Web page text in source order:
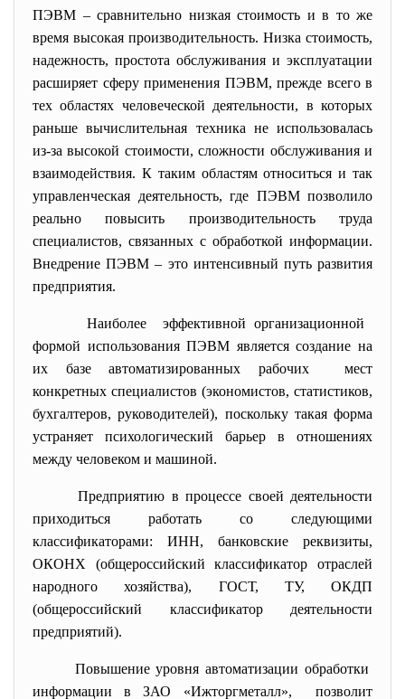
ПЭВМ – сравнительно низкая стоимость и в то же
время высокая производительность. Низка стоимость,
надежность, простота обслуживания и эксплуатации
расширяет сферу применения ПЭВМ, прежде всего в
тех областях человеческой деятельности, в которых
раньше вычислительная техника не использовалась
из-за высокой стоимости, сложности обслуживания и
взаимодействия. К таким областям относиться и так
управленческая деятельность, где ПЭВМ позволило
реально повысить производительность труда
специалистов, связанных с обработкой информации.
Внедрение ПЭВМ – это интенсивный путь развития
предприятия.
Наиболее эффективной организационной
формой использования ПЭВМ является создание на
их базе автоматизированных рабочих мест
конкретных специалистов (экономистов, статистиков,
бухгалтеров, руководителей), поскольку такая форма
устраняет психологический барьер в отношениях
между человеком и машиной.
Предприятию в процессе своей деятельности
приходиться работать со следующими
классификаторами: ИНН, банковские реквизиты,
ОКОНХ (общероссийский классификатор отраслей
народного хозяйства), ГОСТ, ТУ, ОКДП
(общероссийский классификатор деятельности
предприятий).
Повышение уровня автоматизации обработки
информации в ЗАО «Ижторгметалл», позволит